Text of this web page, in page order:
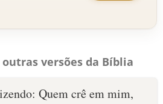
outras versões da Bíblia
Quem crê em mim,